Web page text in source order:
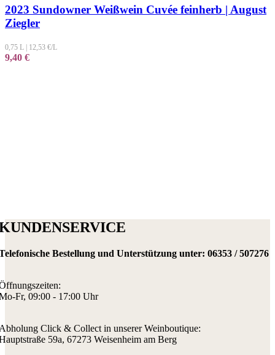
2023 Sundowner Weißwein Cuvée feinherb | August
Ziegler
0,75 L 12,53 €/L
9,40 €
Bestellung und Unterstützung unter: 06353 / 507276
Fr, 09:00 - 17:00 Uhr
Click & Collect in unserer Weinboutique:
59a, 67273 Weisenheim am Berg